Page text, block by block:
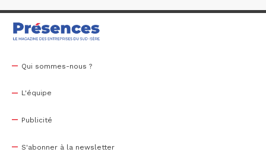
Qui sommes-nous ?
L'équipe
Publicité
S'abonner à la newsletter